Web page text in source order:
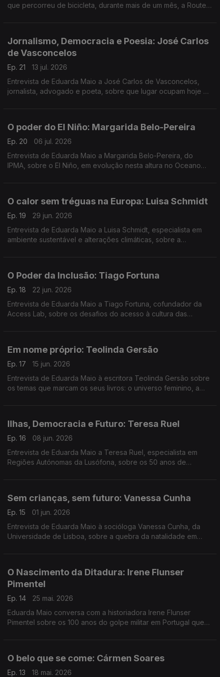
que percorreu de bicicleta, durante mais de um mês, a Route
Jornalismo, Democracia e Poesia: José Carlos
de Vasconcelos
Ep. 21
13 jul. 2026
Entrevista de Eduarda Maio a José Carlos de Vasconcelos,
jornalista, advogado e poeta, sobre que lugar ocupam hoje o
O poder do El Niño: Margarida Belo-Pereira
Ep. 20
06 jul. 2026
Entrevista de Eduarda Maio a Margarida Belo-Pereira, do
IPMA, sobre o El Niño, em evolução nesta altura no Oceano
O calor sem tréguas na Europa: Luisa Schmidt
Ep. 19
29 jun. 2026
Entrevista de Eduarda Maio a Luisa Schmidt, especialista em
ambiente sustentável e alterações climáticas, sobre a
O Poder da Inclusão: Tiago Fortuna
Ep. 18
22 jun. 2026
Entrevista de Eduarda Maio a Tiago Fortuna, cofundador da
Access Lab, sobre os desafios do acesso à cultura das
Em nome próprio: Teolinda Gersão
Ep. 17
15 jun. 2026
Entrevista de Eduarda Maio à escritora Teolinda Gersão sobre
os temas que marcam os seus livros: o universo feminino, a
Ilhas, Democracia e Futuro: Teresa Ruel
Ep. 16
08 jun. 2026
Entrevista de Eduarda Maio a Teresa Ruel, especialista em
Regiões Autónomas da Lusófona, sobre os 50 anos de
Sem crianças, sem futuro: Vanessa Cunha
Ep. 15
01 jun. 2026
Entrevista de Eduarda Maio à socióloga Vanessa Cunha, da
Universidade de Lisboa, sobre a quebra da natalidade em
O Nascimento da Ditadura: Irene Flunser
Pimentel
Ep. 14
25 mai. 2026
Eduarda Maio conversa com a historiadora Irene Flunser
Pimentel sobre os 100 anos do golpe militar em Portugal que
O belo que se come: Cármen Soares
Ep. 13
18 mai. 2026